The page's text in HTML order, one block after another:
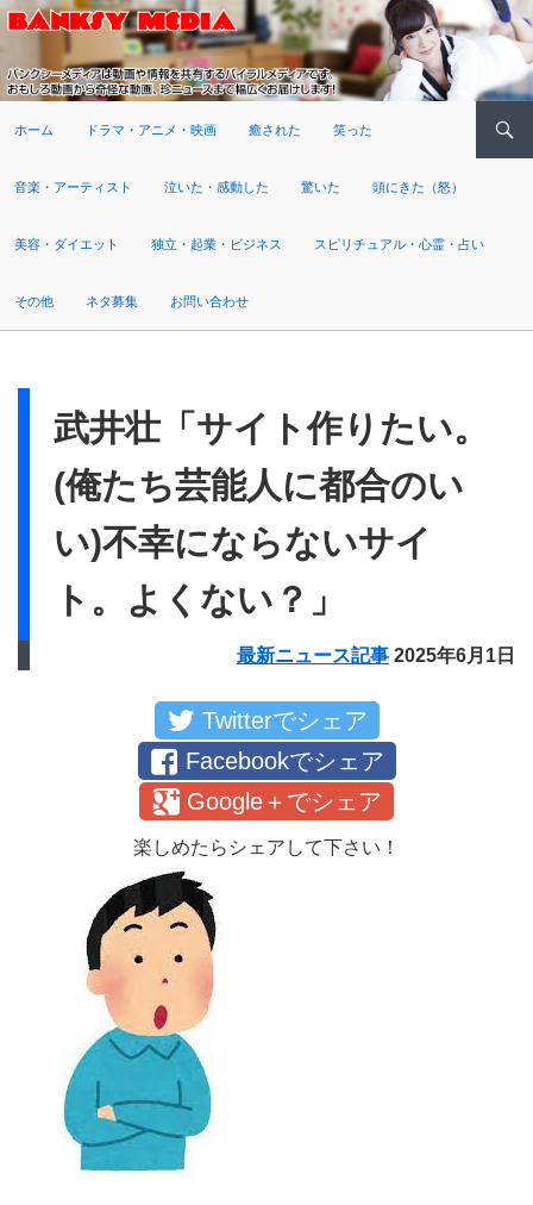
ホーム ドラマ・アニメ・映画 癒された 笑った
音楽・アーティスト 泣いた・感動した 驚いた 頭にきた（怒）
美容・ダイエット 独立・起業・ビジネス スピリチュアル・心霊・占い
その他 ネタ募集 お問い合わせ
武井壮「サイト作りたい。
(俺たち芸能人に都合のい
い)不幸にならないサイ
ト。よくない？」
最新ニュース記事 2025年6月1日
Twitterでシェア
Facebookでシェア
Google＋でシェア
楽しめたらシェアして下さい！